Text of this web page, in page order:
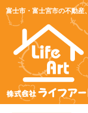
富士市・富士宮市の不動産